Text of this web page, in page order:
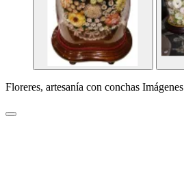
Floreres, artesanía con conchas Imágenes